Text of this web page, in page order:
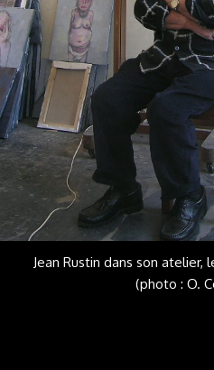
Jean Rustin dans son atelier,
(photo : O.